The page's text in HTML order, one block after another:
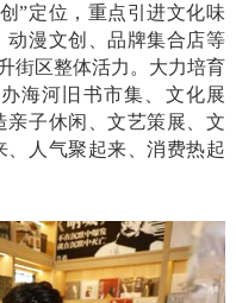
”定位，重点引进文化味
动漫文创、品牌集合店等
街区整体活力。大力培育
海河旧书市集、文化展
子休闲、文艺策展、文
人气聚起来、消费热起